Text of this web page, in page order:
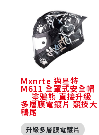
Mxnrte 邁星特
M611 全罩式安全帽
｜ 塗鴉熊 直接升級
多層膜電鍍片 競技大
鴨尾
升級多層膜電鍍片